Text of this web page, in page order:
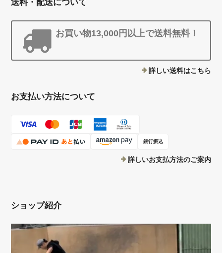
送料・配送について
お買い物13,000円以上で送料無料！
詳しい送料はこちら
お支払い方法について
銀行振込
詳しいお支払方法のご案内
ショップ紹介